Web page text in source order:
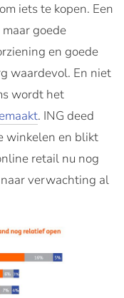
iets te kopen. Een
goede
en goede
waardevol. En niet
wordt het
. ING deed
winkelen en blikt
retail nu nog
verwachting al